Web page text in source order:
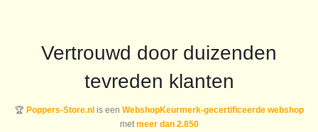
Vertrouwd door duizenden
tevreden klanten
🏆 Poppers-Store.nlis een WebshopKeurmerk-gecertificeerde webshop
met meer dan 2.850